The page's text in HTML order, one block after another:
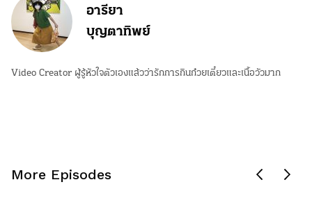
อารียา
บุญตาทิพย์
Video Creator ผู้รู้หัวใจตัวเองแล้วว่ารักการกินก๋วยเตี๋ยวและเนื้อวัวมาก
More Episodes